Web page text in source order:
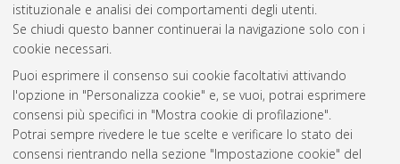
istituzionale e analisi dei comportamenti degli utenti.
Se chiudi questo banner continuerai la navigazione solo con i
cookie necessari.
Puoi esprimere il consenso sui cookie facoltativi attivando
l'opzione in "Personalizza cookie" e, se vuoi, potrai esprimere
consensi più specifici in "Mostra cookie di profilazione".
Potrai sempre rivedere le tue scelte e verificare lo stato dei
consensi rientrando nella sezione "Impostazione cookie" del
Atom
Rss 1.0
Rss 2.0